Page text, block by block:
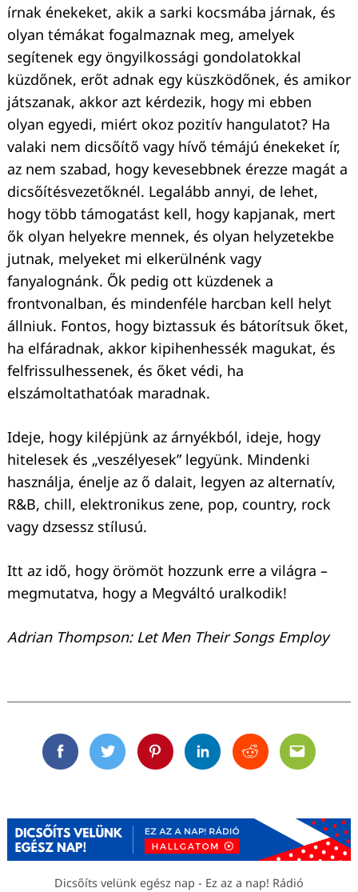
írnak énekeket, akik a sarki kocsmába járnak, és
olyan témákat fogalmaznak meg, amelyek
segítenek egy öngyilkossági gondolatokkal
küzdőnek, erőt adnak egy küszködőnek, és amikor
játszanak, akkor azt kérdezik, hogy mi ebben
olyan egyedi, miért okoz pozitív hangulatot? Ha
valaki nem dicsőítő vagy hívő témájú énekeket ír,
az nem szabad, hogy kevesebbnek érezze magát a
dicsőítésvezetőknél. Legalább annyi, de lehet,
hogy több támogatást kell, hogy kapjanak, mert
ők olyan helyekre mennek, és olyan helyzetekbe
jutnak, melyeket mi elkerülnénk vagy
fanyalognánk. Ők pedig ott küzdenek a
frontvonalban, és mindenféle harcban kell helyt
állniuk. Fontos, hogy biztassuk és bátorítsuk őket,
ha elfáradnak, akkor kipihenhessék magukat, és
felfrissulhessenek, és őket védi, ha
elszámoltathatóak maradnak.
Ideje, hogy kilépjünk az árnyékból, ideje, hogy
hitelesek és „veszélyesek” legyünk. Mindenki
használja, énelje az ő dalait, legyen az alternatív,
R&B, chill, elektronikus zene, pop, country, rock
vagy dzsessz stílusú.
Itt az idő, hogy örömöt hozzunk erre a világra –
megmutatva, hogy a Megváltó uralkodik!
Adrian Thompson: Let Men Their Songs Employ
FacebookTwitterPinterestLinkedinRedditEmail
Dicsőíts velünk egész nap - Ez az a nap! Rádió